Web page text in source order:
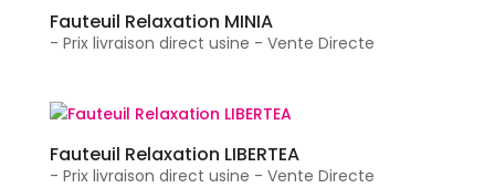
Fauteuil Relaxation MINIA
- Prix livraison direct usine - Vente Directe
Fauteuil Relaxation LIBERTEA
- Prix livraison direct usine - Vente Directe